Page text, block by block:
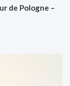
de Pologne –